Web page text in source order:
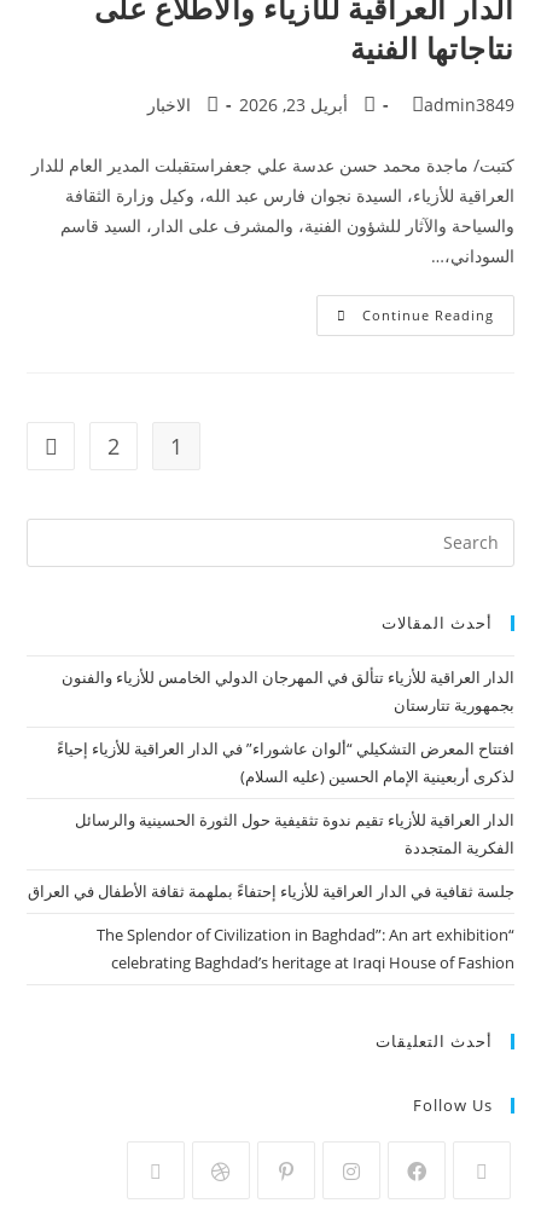
نتاجاتها الفنية
admin3849 أبريل 23, 2026 الاخبار
كتبت/ ماجدة محمد حسن عدسة علي جعفراستقبلت المدير العام للدار
العراقية للأزياء، السيدة نجوان فارس عبد الله، وكيل وزارة الثقافة
والسياحة والآثار للشؤون الفنية، والمشرف على الدار، السيد قاسم
السوداني،…
Continue Reading
1
2
أحدث المقالات
الدار العراقية للأزياء تتألق في المهرجان الدولي الخامس للأزياء والفنون
بجمهورية تتارستان
افتتاح المعرض التشكيلي “ألوان عاشوراء” في الدار العراقية للأزياء إحياءً
لذكرى أربعينية الإمام الحسين (عليه السلام)
الدار العراقية للأزياء تقيم ندوة تثقيفية حول الثورة الحسينية والرسائل
الفكرية المتجددة
جلسة ثقافية في الدار العراقية للأزياء إحتفاءً بملهمة ثقافة الأطفال في العراق
“The Splendor of Civilization in Baghdad”: An art exhibition
celebrating Baghdad’s heritage at Iraqi House of Fashion
أحدث التعليقات
Follow Us